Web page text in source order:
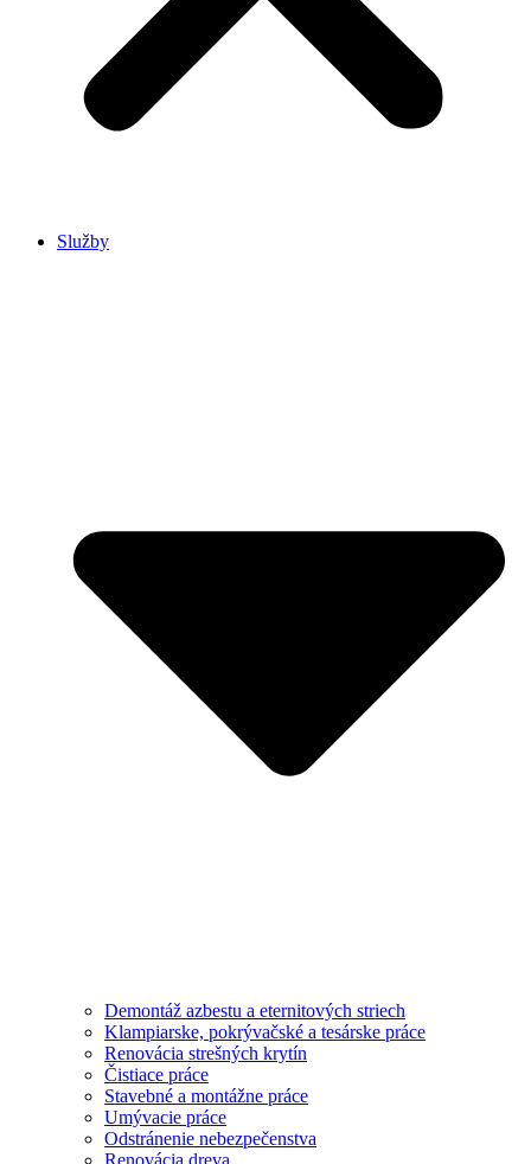
Služby
Demontáž azbestu a eternitových striech
Klampiarske, pokrývačské a tesárske práce
Renovácia strešných krytín
Čistiace práce
Stavebné a montážne práce
Umývacie práce
Odstránenie nebezpečenstva